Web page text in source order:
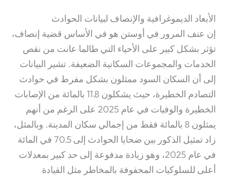
الأبعاد الديموغرافية والإنصاف لبيانات الحوادث
إن عنف المرور في أوستن هو في الأساس قضية إنصاف،
تؤثر بشكل كبير على الأحياء التي طالما عانت من نقص
الخدمات والمجموعات السكانية الضعيفة. تشير البيانات
إلى أن السكان السود ممثلون بشكل مفرط في حوادث
التصادم الخطيرة، حيث يشكلون 11.8 بالمائة من الإصابات
الخطيرة والوفيات في عام 2025 على الرغم من أنهم
يمثلون 8 بالمائة فقط من إجمالي سكان المدينة.
وبالمثل،
زاد تمثيل الذكور بين ضحايا الحوادث إلى 70.5 في المائة
في عام 2025، وهو زيادة مدفوعة إلى حد كبير بمعدلات
أعلى للسلوكيات المحفوفة بالمخاطر مثل القيادة